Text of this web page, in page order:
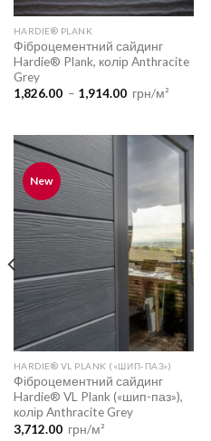
HARDIE® PLANK
Фіброцементний сайдинг
Hardie® Plank, колір Anthracite
Grey
1,826.00 – 1,914.00 Діапазон
цін:
до
1,914.00
грн/м²
New
HARDIE® VL PLANK («ШИП-ПАЗ»)
Фіброцементний сайдинг
Hardie® VL Plank («шип-паз»),
колір Anthracite Grey
3,712.00 грн/м²